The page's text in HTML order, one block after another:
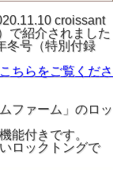
croissant
で紹介されました
冬号（特別付録
ちらをご覧くださ
ファーム」のロッ
能付きです。
ロックトングで